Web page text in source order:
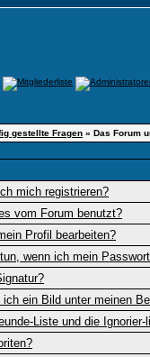
gestellte Fragen » Das Forum
mich registrieren?
vom Forum benutzt?
Profil bearbeiten?
wenn ich mein
ein Bild unter meinen
Liste und die Ignorier-